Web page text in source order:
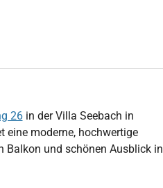
26in der Villa Seebach in
eine moderne, hochwertige
Balkon und schönen Ausblick in